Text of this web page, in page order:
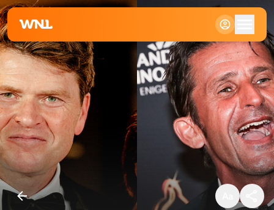
Klein
Standaard
Groot